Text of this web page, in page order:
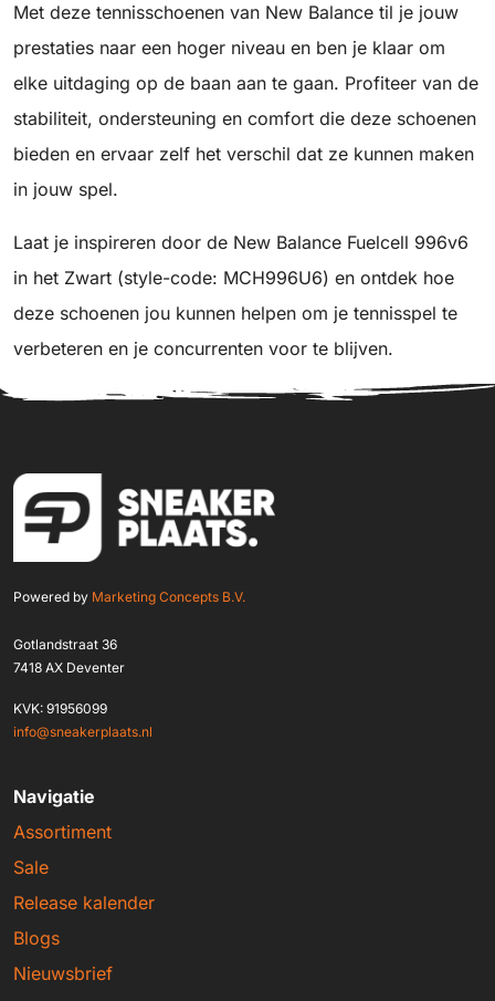
Met deze tennisschoenen van New Balance til je jouw
prestaties naar een hoger niveau en ben je klaar om
elke uitdaging op de baan aan te gaan. Profiteer van de
stabiliteit, ondersteuning en comfort die deze schoenen
bieden en ervaar zelf het verschil dat ze kunnen maken
in jouw spel.
Laat je inspireren door de New Balance Fuelcell 996v6
in het Zwart (style-code: MCH996U6) en ontdek hoe
deze schoenen jou kunnen helpen om je tennisspel te
verbeteren en je concurrenten voor te blijven.
Powered by Marketing Concepts B.V.
Gotlandstraat 36
7418 AX Deventer
KVK: 91956099
info@sneakerplaats.nl
Navigatie
Assortiment
Sale
Release kalender
Blogs
Nieuwsbrief